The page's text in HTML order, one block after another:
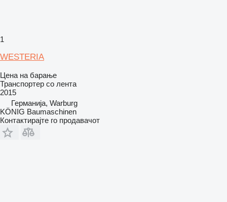
1
WESTERIA
Цена на барање
Транспортер со лента
2015
Германија, Warburg
KÖNIG Baumaschinen
Контактирајте го продавачот